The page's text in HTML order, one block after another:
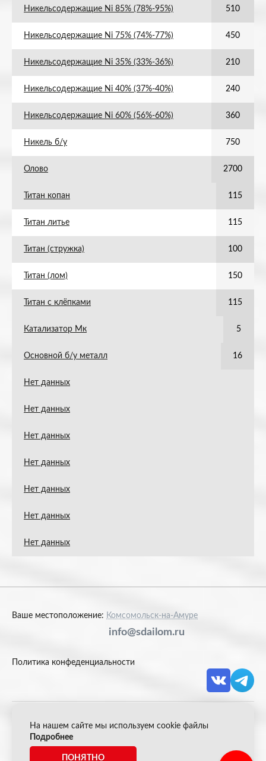
Никельсодержащие Ni 85% (78%-95%) 510
Никельсодержащие Ni 75% (74%-77%) 450
Никельсодержащие Ni 35% (33%-36%) 210
Никельсодержащие Ni 40% (37%-40%) 240
Никельсодержащие Ni 60% (56%-60%) 360
Никель б/у 750
Олово 2700
Титан копан 115
Титан литье 115
Титан (стружка) 100
Титан (лом) 150
Титан с клёпками 115
Катализатор Мк 5
Основной б/у металл 16
Нет данных
Нет данных
Нет данных
Нет данных
Нет данных
Нет данных
Нет данных
Ваше местоположение: Комсомольск-на-Амуре
info@sdailom.ru
Политика конфеденциальности
© 2026 Акрон Скрап
На нашем сайте мы используем cookie файлы
Подробнее
ПОНЯТНО